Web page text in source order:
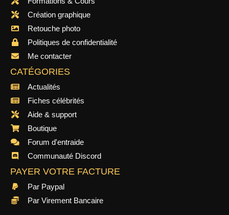
Création graphique
Retouche photo
Politiques de confidentialité
Me contacter
CATÉGORIES
Actualités
Fiches célébrités
Aide & support
Boutique
Forum d'entraide
Communauté Discord
PAYER VOTRE FACTURE
Par Paypal
Par Virement Bancaire